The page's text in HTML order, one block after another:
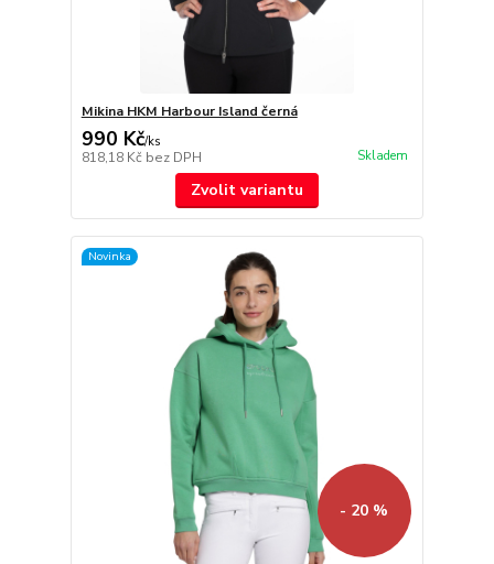
Mikina HKM Harbour Island černá
990 Kč/ks
818,18 Kč bez DPH Skladem
Zvolit variantu
Novinka
- 20 %